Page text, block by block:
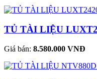
TỦ TÀI LIỆU
Giá bán: 8.580.000 VNĐ